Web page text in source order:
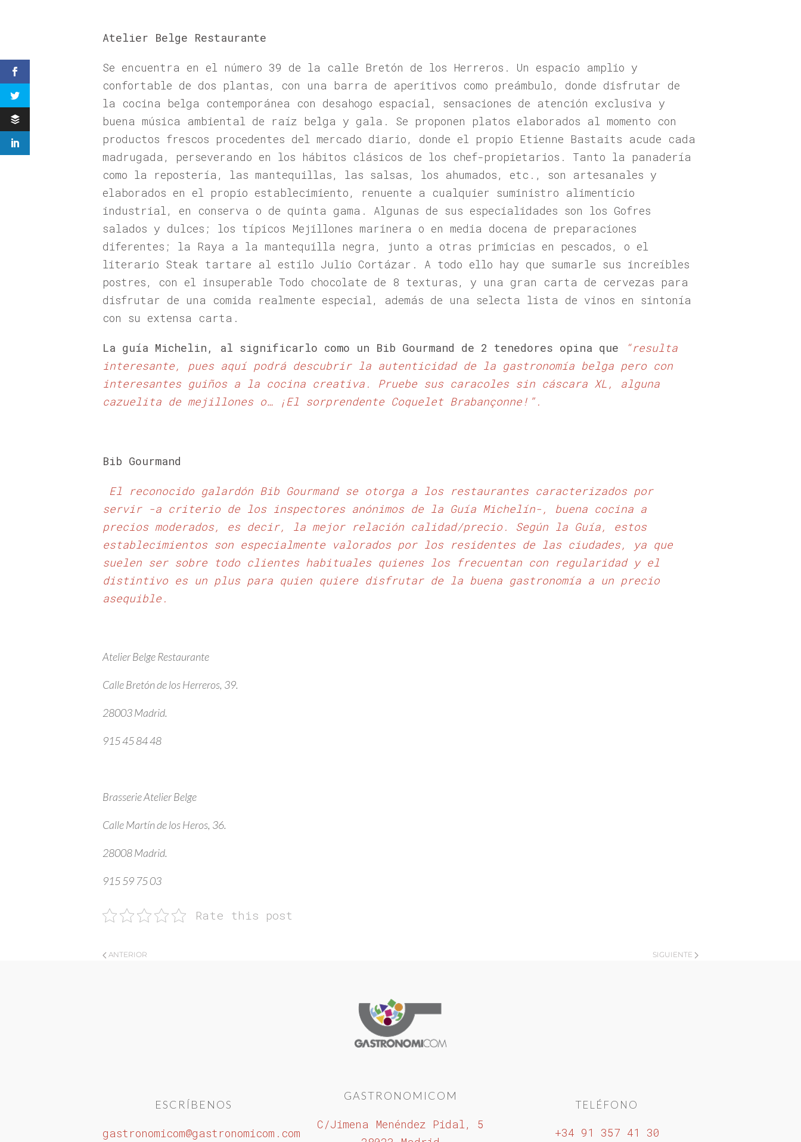
Atelier Belge Restaurante
Se encuentra en el número 39 de la calle Bretón de los Herreros. Un espacio amplio y
confortable de dos plantas, con una barra de aperitivos como preámbulo, donde disfrutar de
la cocina belga contemporánea con desahogo espacial, sensaciones de atención exclusiva y
buena música ambiental de raíz belga y gala. Se proponen platos elaborados al momento con
productos frescos procedentes del mercado diario, donde el propio Etienne Bastaits acude cada
madrugada, perseverando en los hábitos clásicos de los chef-propietarios. Tanto la panadería
como la repostería, las mantequillas, las salsas, los ahumados, etc., son artesanales y
elaborados en el propio establecimiento, renuente a cualquier suministro alimenticio
industrial, en conserva o de quinta gama. Algunas de sus especialidades son los Gofres
salados y dulces; los típicos Mejillones marinera o en media docena de preparaciones
diferentes; la Raya a la mantequilla negra, junto a otras primicias en pescados, o el
literario Steak tartare al estilo Julio Cortázar. A todo ello hay que sumarle sus increíbles
postres, con el insuperable Todo chocolate de 8 texturas, y una gran carta de cervezas para
disfrutar de una comida realmente especial, además de una selecta lista de vinos en sintonía
con su extensa carta.
La guía Michelin, al significarlo como un Bib Gourmand de 2 tenedores opina que
“resulta
interesante, pues aquí podrá descubrir la autenticidad de la gastronomía belga pero con
interesantes guiños a la cocina creativa. Pruebe sus caracoles sin cáscara XL, alguna
cazuelita de mejillones o… ¡El sorprendente Coquelet Brabançonne!”.
Bib Gourmand
El reconocido galardón Bib Gourmand se otorga a los restaurantes caracterizados por
servir -a criterio de los inspectores anónimos de la Guía Michelín-, buena cocina a
precios moderados, es decir, la mejor relación calidad/precio. Según la Guía, estos
establecimientos son especialmente valorados por los residentes de las ciudades, ya que
suelen ser sobre todo clientes habituales quienes los frecuentan con regularidad y el
distintivo es un plus para quien quiere disfrutar de la buena gastronomía a un precio
asequible.
Atelier Belge Restaurante
Calle Bretón de los Herreros, 39.
28003 Madrid.
915 45 84 48
Brasserie Atelier Belge
Calle Martín de los Heros, 36.
28008 Madrid.
915 59 75 03
Rate this post
ANTERIOR SIGUIENTE
ESCRÍBENOS
gastronomicom@gastronomicom.com
GASTRONOMICOM
C/Jimena Menéndez Pidal, 5
TELÉFONO
+34 91 357 41 30